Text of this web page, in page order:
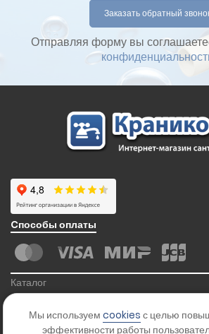
Отправляя форму вы
Cпособы оплаты
Каталог
Контакты
Мы используем cookies с целью
эффективности работы